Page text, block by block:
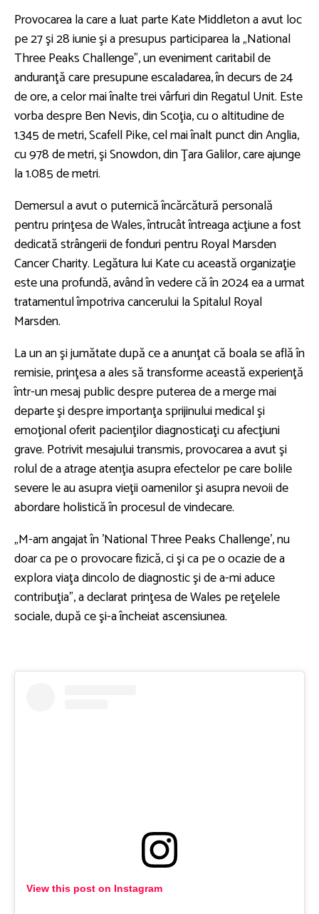
Provocarea la care a luat parte Kate Middleton a avut loc
pe 27 şi 28 iunie şi a presupus participarea la „National
Three Peaks Challenge”, un eveniment caritabil de
anduranţă care presupune escaladarea, în decurs de 24
de ore, a celor mai înalte trei vârfuri din Regatul Unit. Este
vorba despre Ben Nevis, din Scoţia, cu o altitudine de
1.345 de metri, Scafell Pike, cel mai înalt punct din Anglia,
cu 978 de metri, şi Snowdon, din Ţara Galilor, care ajunge
la 1.085 de metri.
Demersul a avut o puternică încărcătură personală
pentru prinţesa de Wales, întrucât întreaga acţiune a fost
dedicată strângerii de fonduri pentru Royal Marsden
Cancer Charity. Legătura lui Kate cu această organizaţie
este una profundă, având în vedere că în 2024 ea a urmat
tratamentul împotriva cancerului la Spitalul Royal
Marsden.
La un an şi jumătate după ce a anunţat că boala se află în
remisie, prinţesa a ales să transforme această experienţă
într-un mesaj public despre puterea de a merge mai
departe şi despre importanţa sprijinului medical şi
emoţional oferit pacienţilor diagnosticaţi cu afecţiuni
grave. Potrivit mesajului transmis, provocarea a avut şi
rolul de a atrage atenţia asupra efectelor pe care bolile
severe le au asupra vieţii oamenilor şi asupra nevoii de
abordare holistică în procesul de vindecare.
„M-am angajat în 'National Three Peaks Challenge', nu
doar ca pe o provocare fizică, ci şi ca pe o ocazie de a
explora viaţa dincolo de diagnostic şi de a-mi aduce
contribuţia”, a declarat prinţesa de Wales pe reţelele
sociale, după ce şi-a încheiat ascensiunea.
View this post on Instagram